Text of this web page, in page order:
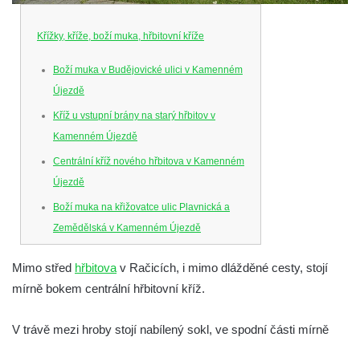
Křížky, kříže, boží muka, hřbitovní kříže
Boží muka v Budějovické ulici v Kamenném
Újezdě
Kříž u vstupní brány na starý hřbitov v
Kamenném Újezdě
Centrální kříž nového hřbitova v Kamenném
Újezdě
Boží muka na křižovatce ulic Plavnická a
Zemědělská v Kamenném Újezdě
v Kamenném Újezdě
Mimo střed hřbitova v Račicích, i mimo dlážděné cesty, stojí
mírně bokem centrální hřbitovní kříž.
V trávě mezi hroby stojí nabílený sokl, ve spodní části mírně